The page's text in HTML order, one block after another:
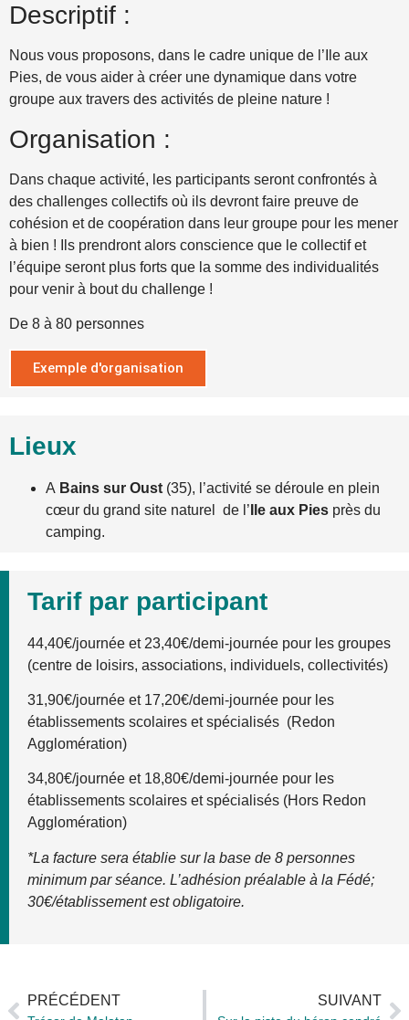
Descriptif :
Nous vous proposons, dans le cadre unique de l’Ile aux
Pies, de vous aider à créer une dynamique dans votre
groupe aux travers des activités de pleine nature !
Organisation :
Dans chaque activité, les participants seront confrontés à
des challenges collectifs où ils devront faire preuve de
cohésion et de coopération dans leur groupe pour les mener
à bien ! Ils prendront alors conscience que le collectif et
l’équipe seront plus forts que la somme des individualités
pour venir à bout du challenge !
De 8 à 80 personnes
Exemple d'organisation
Lieux
A Bains sur Oust (35), l’activité se déroule en plein
cœur du grand site naturel de l’ Ile aux Pies près du
camping.
Tarif par participant
44,40€/journée et 23,40€/demi-journée pour les groupes
(centre de loisirs, associations, individuels, collectivités)
31,90€/journée et 17,20€/demi-journée pour les
établissements scolaires et spécialisés (Redon
Agglomération)
34,80€/journée et 18,80€/demi-journée pour les
établissements scolaires et spécialisés (Hors Redon
Agglomération)
*La facture sera établie sur la base de 8 personnes
minimum par séance. L’adhésion préalable à la Fédé;
30€/établissement est obligatoire.
PRÉCÉDENT SUIVANT